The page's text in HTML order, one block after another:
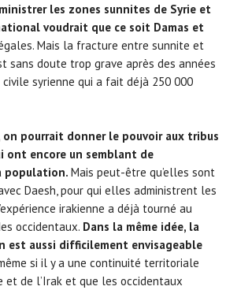
les zones sunnites de Syrie et
voudrait que ce soit Damas et
Mais la fracture entre sunnite et
sans doute trop grave après des années
syrienne qui a fait déjà 250 000
on pourrait donner le pouvoir aux tribus
ont encore un semblant de
population. Mais peut-être qu’elles sont
Daesh, pour qui elles administrent les
irakienne a déjà tourné au
occidentaux. Dans la même idée, la
est aussi difficilement envisageable
si il y a une continuité territoriale
et de l’Irak et que les occidentaux